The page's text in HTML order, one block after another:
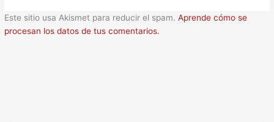
Este sitio usa Akismet para reducir el spam.Aprende cómo se
procesan los datos de tus comentarios.